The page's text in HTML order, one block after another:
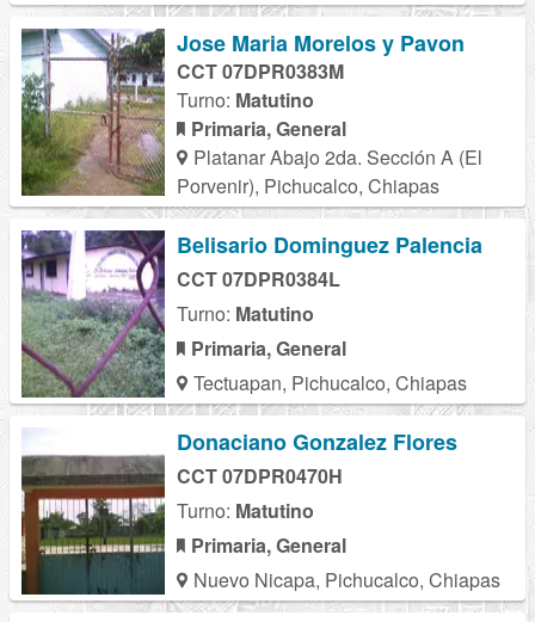
Jose Maria Morelos y Pavon
CCT 07DPR0383M
Turno: Matutino
Primaria, General
Platanar Abajo 2da. Sección A (El
Porvenir), Pichucalco, Chiapas
Belisario Dominguez Palencia
CCT 07DPR0384L
Turno: Matutino
Primaria, General
Tectuapan, Pichucalco, Chiapas
Donaciano Gonzalez Flores
CCT 07DPR0470H
Turno: Matutino
Primaria, General
Nuevo Nicapa, Pichucalco, Chiapas